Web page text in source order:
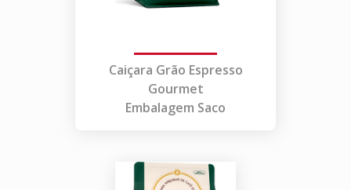
Caiçara Grão Espresso
Gourmet
Embalagem Saco